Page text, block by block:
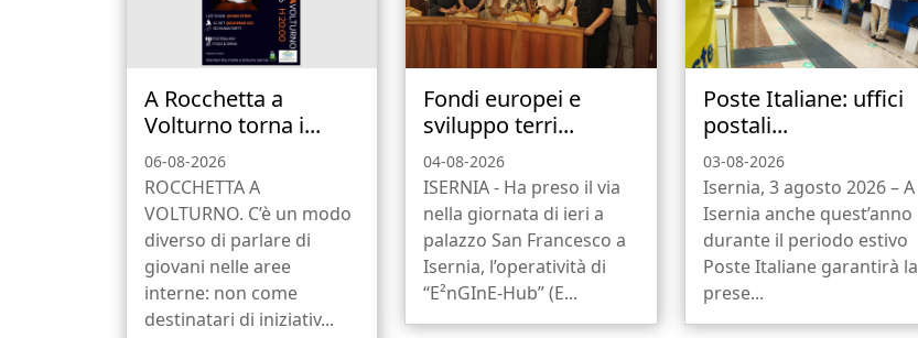
A Rocchetta a
Volturno torna i...
06-08-2026
ROCCHETTA A
VOLTURNO. C’è un modo
diverso di parlare di
giovani nelle aree
interne: non come
destinatari di iniziativ...
Fondi europei e
sviluppo terri...
04-08-2026
ISERNIA - Ha preso il via
nella giornata di ieri a
palazzo San Francesco a
Isernia, l’operatività di
“E²nGInE-Hub” (E...
Poste Italiane: uffici
postali...
03-08-2026
Isernia, 3 agosto 2026 – A
Isernia anche quest’anno
durante il periodo estivo
Poste Italiane garantirà la
prese...